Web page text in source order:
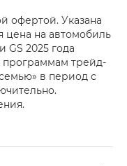
офертой. Указана
цена на автомобиль
GS 2025 года
программам трейд-
в период с